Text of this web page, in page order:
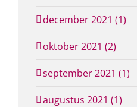
december 2021 (1)
oktober 2021 (2)
september 2021 (1)
augustus 2021 (1)